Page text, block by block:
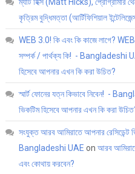
কৃত্রিম বুদ্ধিমত্তা (আর্টিফিশিয়াল
WEB 3.0! কি এবং কি কাজে লাগে?
সম্পর্ক / পার্থক্য কি! - Bangladeshi
হিসেবে আপনার এখন কি করা উচিত?
স্মার্ট ফোনের যত্ন কিভাবে নিবেন! -
ভিকটিম হিসেবে আপনার এখন কি করা
সংযুক্ত আরব আমিরাতে আপনার রেসিডেন্ট
Bangladeshi UAE on আরব
এবং কোথায় করবেন?